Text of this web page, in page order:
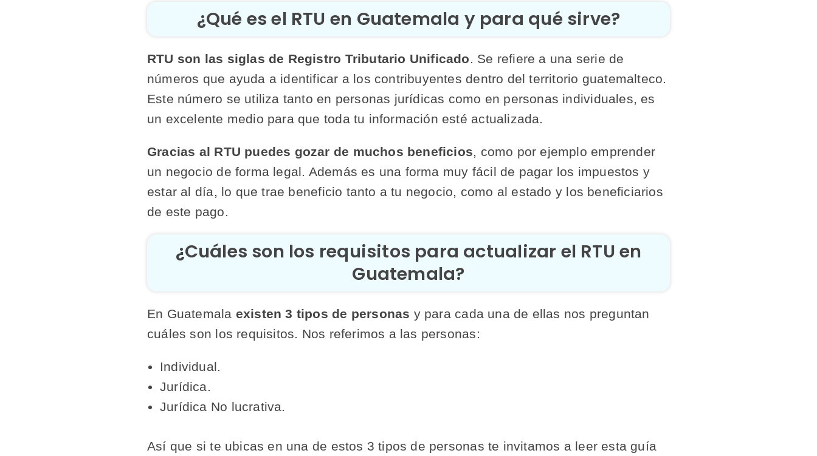
¿Qué es el RTU en Guatemala y para qué sirve?
RTU son las siglas de Registro Tributario Unificado. Se refiere a una serie de
números que ayuda a identificar a los contribuyentes dentro del territorio guatemalteco.
Este número se utiliza tanto en personas jurídicas como en personas individuales, es
un excelente medio para que toda tu información esté actualizada.
Gracias al RTU puedes gozar de muchos beneficios, como por ejemplo emprender
un negocio de forma legal. Además es una forma muy fácil de pagar los impuestos y
estar al día, lo que trae beneficio tanto a tu negocio, como al estado y los beneficiarios
de este pago.
¿Cuáles son los requisitos para actualizar el RTU en
Guatemala?
En Guatemala existen 3 tipos de personas y para cada una de ellas nos preguntan
cuáles son los requisitos. Nos referimos a las personas:
Individual.
Jurídica.
Jurídica No lucrativa.
Así que si te ubicas en una de estos 3 tipos de personas te invitamos a leer esta guía